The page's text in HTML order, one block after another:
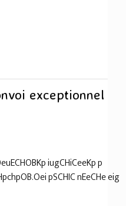
exceptionnel
iugCHiCeeKp p
pSCHIC nEeCHe eig